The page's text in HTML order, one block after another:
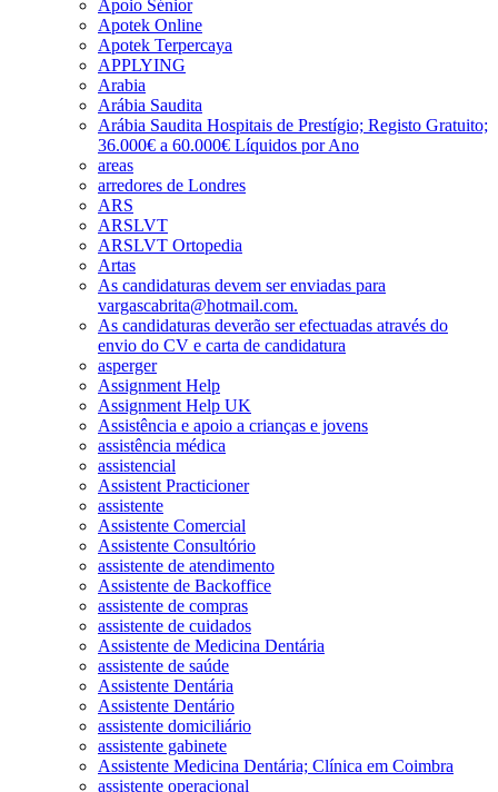
Apoio Sénior
Apotek Online
Apotek Terpercaya
APPLYING
Arabia
Arábia Saudita
Arábia Saudita Hospitais de Prestígio; Registo Gratuito;
36.000€ a 60.000€ Líquidos por Ano
areas
arredores de Londres
ARS
ARSLVT
ARSLVT Ortopedia
Artas
As candidaturas devem ser enviadas para
vargascabrita@hotmail.com.
As candidaturas deverão ser efectuadas através do
envio do CV e carta de candidatura
asperger
Assignment Help
Assignment Help UK
Assistência e apoio a crianças e jovens
assistência médica
assistencial
Assistent Practicioner
assistente
Assistente Comercial
Assistente Consultório
assistente de atendimento
Assistente de Backoffice
assistente de compras
assistente de cuidados
Assistente de Medicina Dentária
assistente de saúde
Assistente Dentária
Assistente Dentário
assistente domiciliário
assistente gabinete
Assistente Medicina Dentária; Clínica em Coimbra
assistente operacional